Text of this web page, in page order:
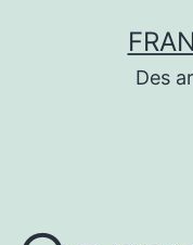
Des